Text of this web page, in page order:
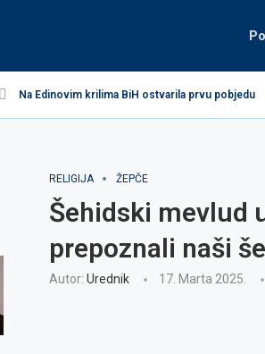
Na Edinovim krilima BiH ostvarila prvu pobjedu
RELIGIJA ŽEPČE
Šehidski mevlud
prepoznali naši
Autor: Urednik 17. Marta 2025.